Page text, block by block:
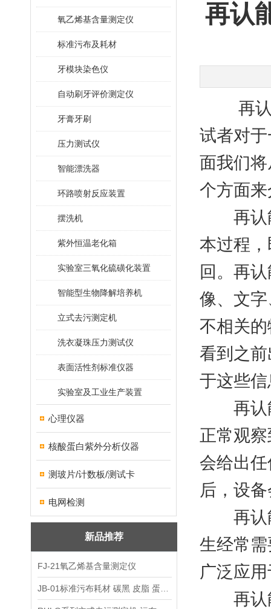
氧乙烯基含量测定仪
标准污布及耗材
牙模块染色仪
自动刷牙评价测定仪
牙膏牙刷
压力测试仪
智能漂洗器
环路喷射反应装置
摆洗机
紫外恒温老化箱
实验室三氧化硫磺化装置
智能型生物降解培养机
立式去污测定机
洗衣凝珠压力测试仪
表面活性剂标准仪器
实验室及工业生产装置
心理仪器
核酸蛋白紫外分析仪器
测玻片/计数板/测试卡
电网检测
新品推荐
FJ-21氧乙烯基含量测定仪
再认
再认
试者对
面我们
个方面
再认能
本过程
回。再
像、文
不相关
看到之
于这些
再认能
正常观
会给出
后，设
再认能
生经常
广泛应
再认能